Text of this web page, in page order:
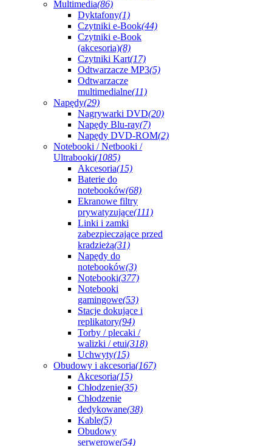
Multimedia(86)
Dyktafony(1)
Czytniki e-Book(44)
Czytniki e-Book
(akcesoria)(8)
Czytniki Kart(17)
Odtwarzacze MP3(5)
Odtwarzacze
multimedialne(11)
Napędy(29)
Nagrywarki DVD(20)
Napędy Blu-ray(7)
Napędy DVD-ROM(2)
Notebooki / Netbooki /
Ultrabooki(1085)
Akcesoria(15)
Baterie do
notebooków(68)
Ekranowe filtry
prywatyzujące(111)
Linki i zamki
zabezpieczające przed
kradzieżą(31)
Napędy do
notebooków(3)
Notebooki(377)
Notebooki
gamingowe(53)
Stacje dokujące i
replikatory(94)
Torby / plecaki /
walizki / etui(318)
Uchwyty(15)
Obudowy i akcesoria(167)
Akcesoria(15)
Chłodzenie(35)
Chłodzenie
dedykowane(38)
Kable(5)
Obudowy
serwerowe(54)